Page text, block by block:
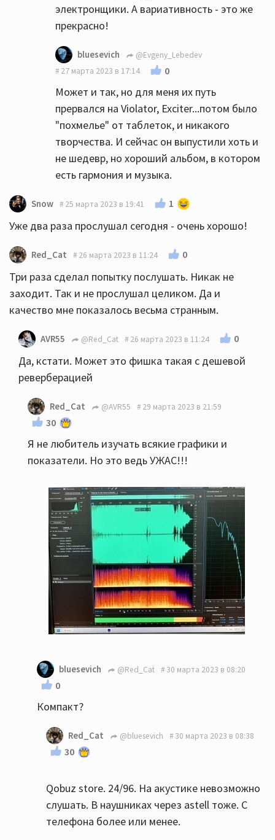
электронщики. А вариативность - это же
прекрасно!
bluesevich
@Evgeny_Lebedev
27 марта 2023 в 17:14
0
Может и так, но для меня их путь
прервался на Violator, Exciter...потом было
"похмелье" от таблеток, и никакого
творчества. И сейчас он выпустили хоть и
не шедевр, но хороший альбом, в котором
есть гармония и музыка.
Snow 25 марта 2023 в 19:41 1
Уже два раза прослушал сегодня - очень хорошо!
Red_Cat 26 марта 2023 в 11:24 0
Три раза сделал попытку послушать. Никак не
заходит. Так и не прослушал целиком. Да и
качество мне показалось весьма странным.
AVR55 @Red_Cat 26 марта 2023 в 11:24 0
Да, кстати. Может это фишка такая с дешевой
реверберацией
Red_Cat @AVR55 29 марта 2023 в 21:59
30
Я не любитель изучать всякие графики и
показатели. Но это ведь УЖАС!!!
bluesevich @Red_Cat 30 марта 2023 в 08:20
0
Компакт?
Red_Cat @bluesevich 30 марта 2023 в 08:38
30
Qobuz store. 24/96. На акустике невозможно
слушать. В наушниках через astell тоже. С
телефона более или менее.